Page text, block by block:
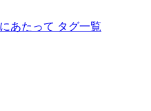
あたって タグ一覧